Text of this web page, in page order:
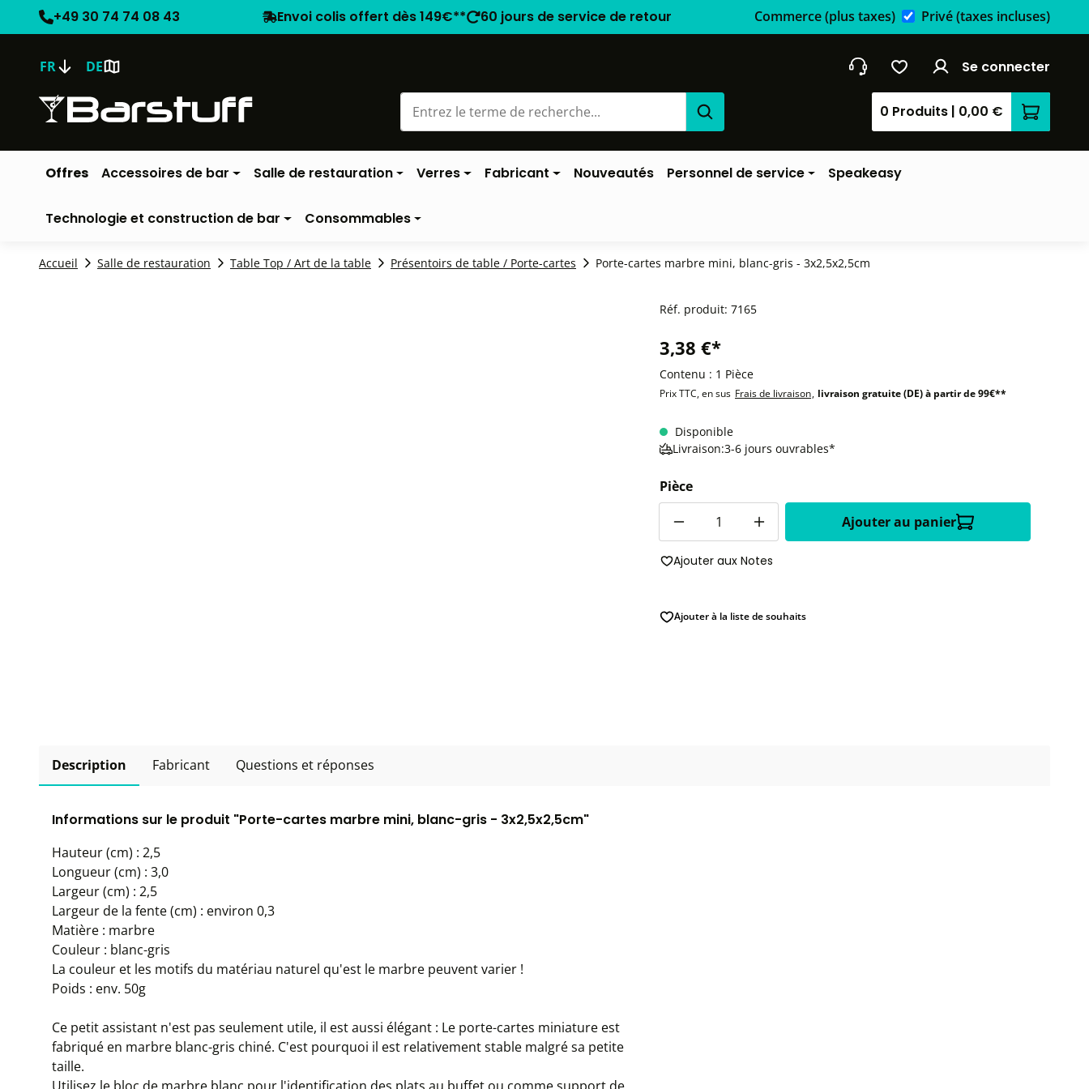
+49 30 74 74 08 43 Envoi colis offert dès 149€** 60 jours de service de retour Commerce(plus taxes) Privé(taxes incluses)
FR DE Se connecter
0 Produits | 0,00 € Le
Offres Accessoires de bar Salle de restauration Verres Fabricant Nouveautés Personnel de service Speakeasy
Technologie et construction de bar Consommables
Accueil Salle de restauration Table Top / Art de la table Présentoirs de table / Porte-cartes Porte-cartes marbre mini, blanc-gris - 3x2,5x2,5cm
Réf. produit: 7165
3,38 €*
Contenu : 1 Pièce
Prix TTC, en sus Frais de livraison, livraison gratuite (DE) à partir de 99€**
Disponible
Livraison:3-6 jours ouvrables*
Pièce
Ajouter au panier
Ajouter aux Notes
Ajouter à la liste de souhaits
Description Fabricant Questions et réponses
Informations sur le produit "Porte-cartes marbre mini, blanc-gris - 3x2,5x2,5cm"
Hauteur (cm) : 2,5
Longueur (cm) : 3,0
Largeur (cm) : 2,5
Largeur de la fente (cm) : environ 0,3
Matière : marbre
Couleur : blanc-gris
La couleur et les motifs du matériau naturel qu'est le marbre peuvent varier !
Poids : env. 50g
Ce petit assistant n'est pas seulement utile, il est aussi élégant : Le porte-cartes miniature est
fabriqué en marbre blanc-gris chiné. C'est pourquoi il est relativement stable malgré sa petite
taille.